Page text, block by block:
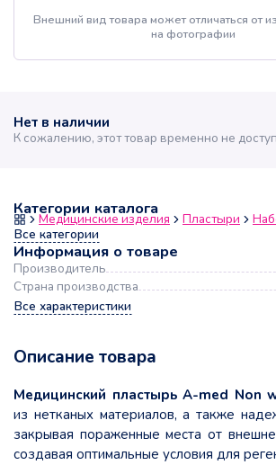
Внешний вид товара может отличаться от
на фотографии
Категории каталога
Медицинские изделия Пластыри
Все категории
Информация о товаре
Производитель
Страна производства
Все характеристики
Описание товара
Медицинский пластырь A-med Non
из нетканых материалов, а также
закрывая пораженные места от
создавая оптимальные условия для
Нет в наличии
К сожалению, этот товар временно не